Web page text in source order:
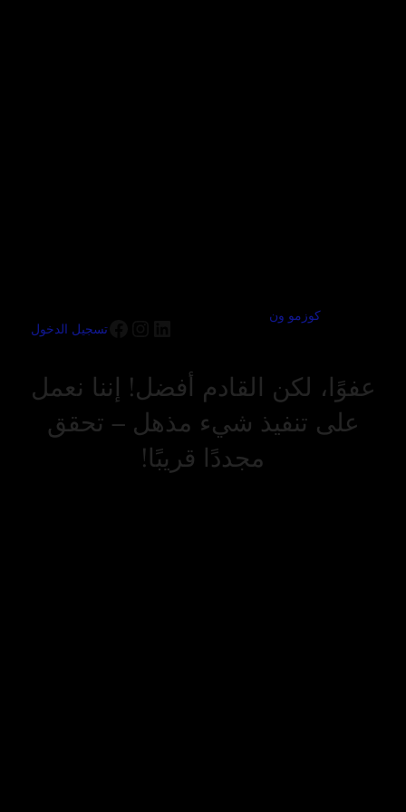
كوزمو ون
تسجيل الدخول
عفوًا، لكن القادم أفضل! إننا نعمل
على تنفيذ شيء مذهل – تحقق
مجددًا قريبًا!